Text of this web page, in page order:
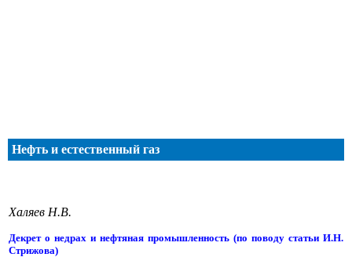
Нефть и естественный газ
Халяев Н.В.
Декрет о недрах и нефтяная промышленность (по поводу статьи И.Н.
Стрижова)